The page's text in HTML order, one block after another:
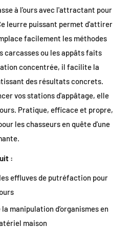
à l'ours avec l'attractant pour
leurre puissant permet d'attirer
facilement les méthodes
carcasses ou les appâts faits
concentrée, il facilite la
des résultats concrets.
vos stations d'appâtage, elle
Pratique, efficace et propre,
les chasseurs en quête d'une
:
effluves de putréfaction pour
manipulation d’organismes en
maison